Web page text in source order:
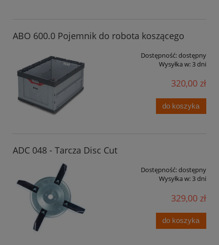
ABO 600.0 Pojemnik do robota koszącego
Dostępność:dostępny
Wysyłka w:3 dni
320,00 zł
do koszyka
ADC 048 - Tarcza Disc Cut
Dostępność:dostępny
Wysyłka w:3 dni
329,00 zł
do koszyka